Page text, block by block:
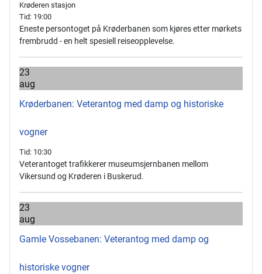
Krøderen stasjon
Tid: 19:00
Eneste persontoget på Krøderbanen som kjøres etter mørkets
frembrudd - en helt spesiell reiseopplevelse.
23
aug
Krøderbanen: Veterantog med damp og historiske
vogner
Tid: 10:30
Veterantoget trafikkerer museumsjernbanen mellom
Vikersund og Krøderen i Buskerud.
23
aug
Gamle Vossebanen: Veterantog med damp og
historiske vogner